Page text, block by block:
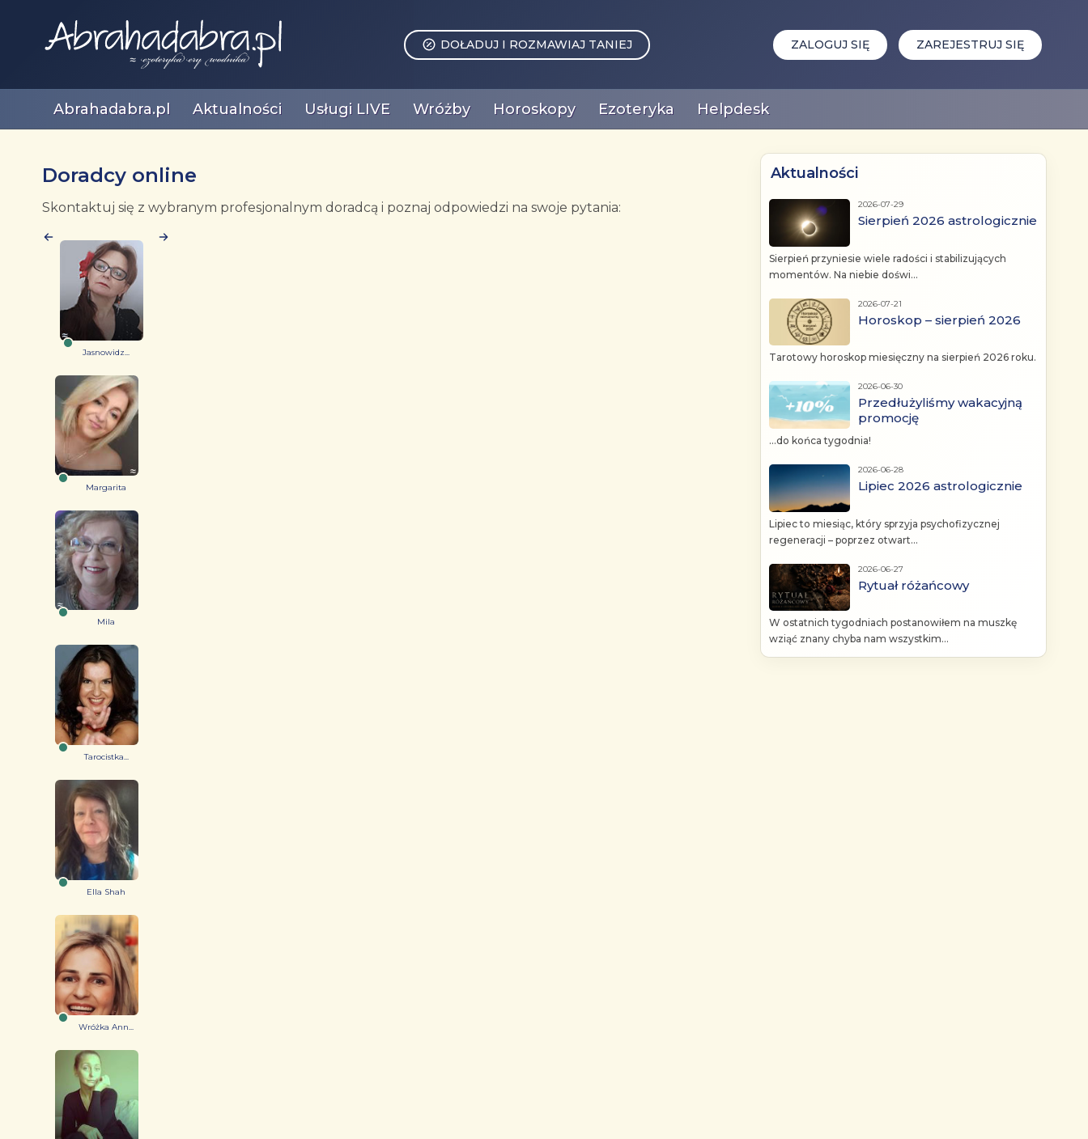
DOŁADUJ I ROZMAWIAJ TANIEJ ZALOGUJ SIĘ ZAREJESTRUJ SIĘ
Abrahadabra.pl Aktualności Usługi LIVE Wróżby Horoskopy Ezoteryka Helpdesk
Doradcy online
Skontaktuj się z wybranym profesjonalnym doradcą i poznaj odpowiedzi na swoje pytania:
Jasnowidz...
Margarita
Mila
Tarocistka...
Ella Shah
Wróżka Ann...
Aktualności
2026-07-29
Sierpień 2026 astrologicznie
Sierpień przyniesie wiele radości i stabilizujących
momentów. Na niebie doświ...
2026-07-21
Horoskop – sierpień 2026
Tarotowy horoskop miesięczny na sierpień 2026 roku.
2026-06-30
Przedłużyliśmy wakacyjną
promocję
...do końca tygodnia!
2026-06-28
Lipiec 2026 astrologicznie
Lipiec to miesiąc, który sprzyja psychofizycznej
regeneracji – poprzez otwart...
2026-06-27
Rytuał różańcowy
W ostatnich tygodniach postanowiłem na muszkę
wziąć znany chyba nam wszystkim...